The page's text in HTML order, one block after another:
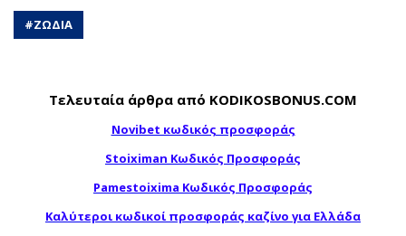
#ΖΩΔΙΑ
Τελευταία άρθρα από KODIKOSBONUS.COM
Novibet κωδικός προσφοράς
Stoiximan Κωδικός Προσφοράς
Pamestoixima Κωδικός Προσφοράς
Καλύτεροι κωδικοί προσφοράς καζίνο για Ελλάδα